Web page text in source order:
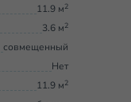
11.9 м2
3.6 м2
совмещенный
Нет
11.9 м2